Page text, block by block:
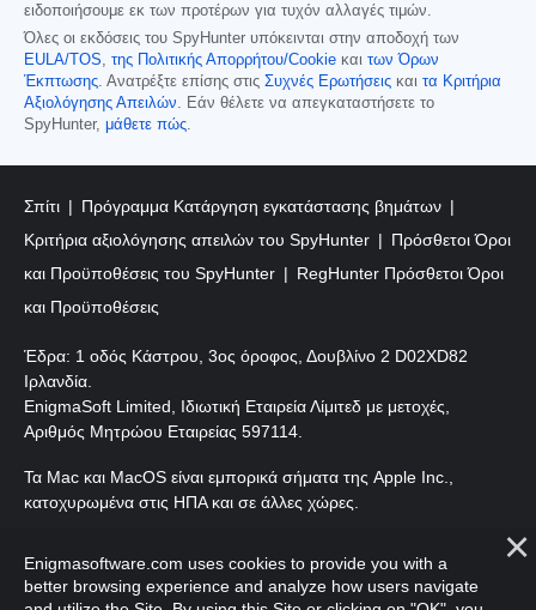
ειδοποιήσουμε εκ των προτέρων για τυχόν αλλαγές τιμών.
Όλες οι εκδόσεις του SpyHunter υπόκεινται στην αποδοχή των
EULA/TOS, της Πολιτικής Απορρήτου/Cookie και των Όρων
Έκπτωσης. Ανατρέξτε επίσης στις Συχνές Ερωτήσεις και τα Κριτήρια
Αξιολόγησης Απειλών. Εάν θέλετε να απεγκαταστήσετε το
SpyHunter, μάθετε πώς.
Σπίτι
Πρόγραμμα Κατάργηση εγκατάστασης βημάτων
Κριτήρια αξιολόγησης απειλών του SpyHunter
Πρόσθετοι Όροι
και Προϋποθέσεις του SpyHunter
RegHunter Πρόσθετοι Όροι
και Προϋποθέσεις
Έδρα: 1 οδός Κάστρου, 3ος όροφος, Δουβλίνο 2 D02XD82
Ιρλανδία.
EnigmaSoft Limited, Ιδιωτική Εταιρεία Λίμιτεδ με μετοχές,
Αριθμός Μητρώου Εταιρείας 597114.
Τα Mac και MacOS είναι εμπορικά σήματα της Apple Inc.,
κατοχυρωμένα στις ΗΠΑ και σε άλλες χώρες.
επιφύλαξη παντός δικαιώματος.
Enigmasoftware.com uses cookies to provide you with a
better browsing experience and analyze how users navigate